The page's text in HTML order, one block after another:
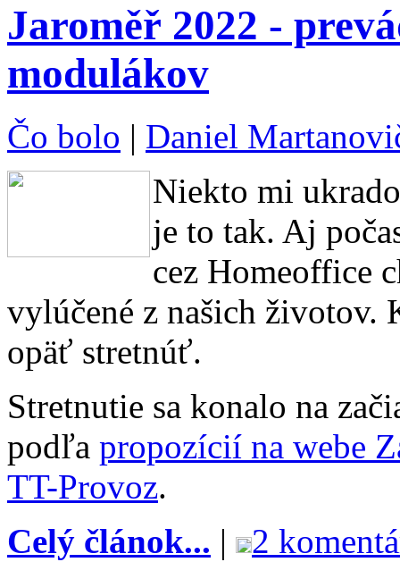
Jaroměř 2022 -
modulákov
Čo bolo | Daniel
Niekto mi
je to tak. Aj
cez Homeoffice
vylúčené z našich životov.
opäť stretnúť.
Stretnutie sa konalo na
podľa propozícií na webe
TT-Provoz.
Celý článok... | 2